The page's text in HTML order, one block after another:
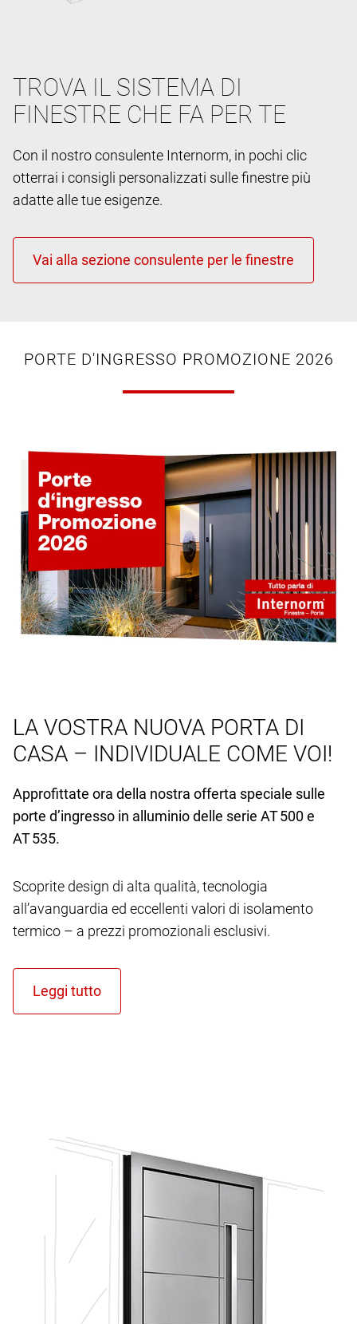
TROVA IL SISTEMA DI
FINESTRE CHE FA PER TE
Con il nostro consulente Internorm, in pochi clic
otterrai i consigli personalizzati sulle finestre più
adatte alle tue esigenze.
PORTE D'INGRESSO PROMOZIONE 2026
LA VOSTRA NUOVA PORTA DI
CASA – INDIVIDUALE COME VOI!
Approfittate ora della nostra offerta speciale sulle
porte d’ingresso in alluminio delle serie AT 500 e
AT 535.
Scoprite design di alta qualità, tecnologia
all’avanguardia ed eccellenti valori di isolamento
termico – a prezzi promozionali esclusivi.